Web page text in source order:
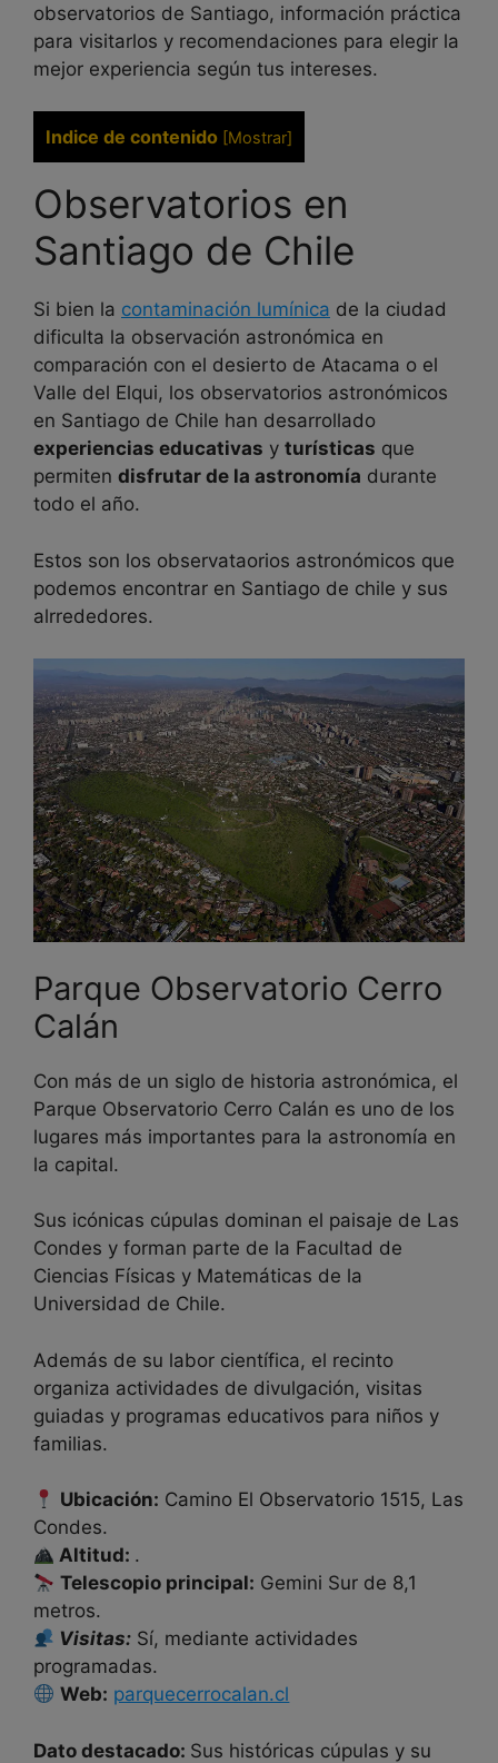
observatorios de Santiago, información práctica
para visitarlos y recomendaciones para elegir la
mejor experiencia según tus intereses.
Indice de contenido [Mostrar]
Observatorios en
Santiago de Chile
Si bien la contaminación lumínica de la ciudad
dificulta la observación astronómica en
comparación con el desierto de Atacama o el
Valle del Elqui, los observatorios astronómicos
en Santiago de Chile han desarrollado
experiencias educativas y turísticas que
permiten disfrutar de la astronomía durante
todo el año.
Estos son los observataorios astronómicos que
podemos encontrar en Santiago de chile y sus
alrrededores.
Parque Observatorio Cerro
Calán
Con más de un siglo de historia astronómica, el
Parque Observatorio Cerro Calán es uno de los
lugares más importantes para la astronomía en
la capital.
Sus icónicas cúpulas dominan el paisaje de Las
Condes y forman parte de la Facultad de
Ciencias Físicas y Matemáticas de la
Universidad de Chile.
Además de su labor científica, el recinto
organiza actividades de divulgación, visitas
guiadas y programas educativos para niños y
familias.
Ubicación: Camino El Observatorio 1515, Las
Condes.
Altitud: .
Telescopio principal: Gemini Sur de 8,1
metros.
Visitas: Sí, mediante actividades
programadas.
Web: parquecerrocalan.cl
Dato destacado: Sus históricas cúpulas y su